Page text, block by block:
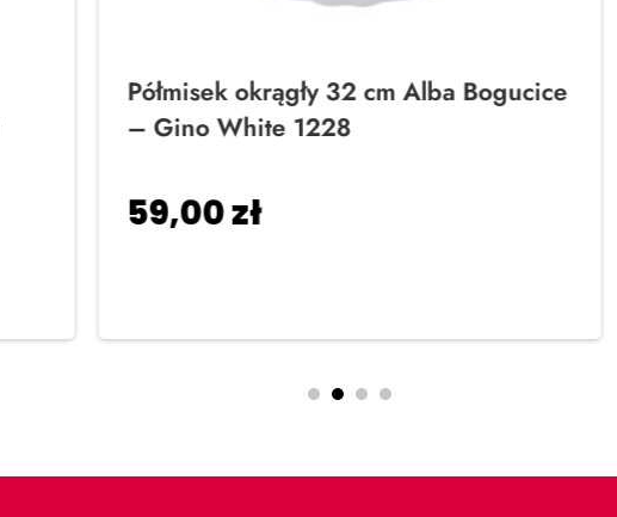
Półmisek okrągły 32 cm Alba Bogucice
– Gino White 1228
59,00zł